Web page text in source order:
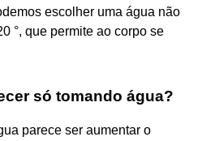
escolher uma água não
°, que permite ao corpo se
só tomando água?
parece ser aumentar o